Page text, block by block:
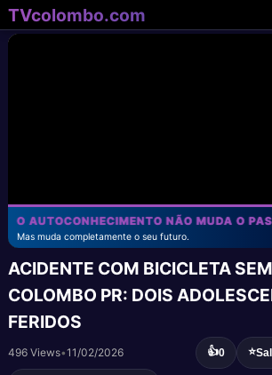
TVcolombo.com
Mas muda completamente o seu futuro.
ACIDENTE COM BICICLETA
COLOMBO PR: DOIS
FERIDOS
496 Views•11/02/2026 👍0 ⭐